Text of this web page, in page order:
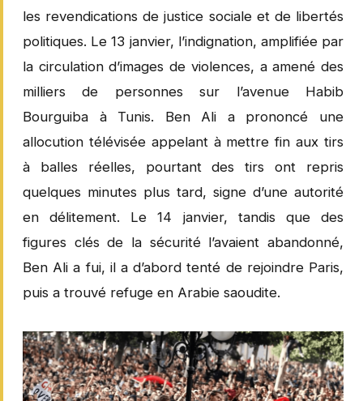
les revendications de justice sociale et de libertés
politiques. Le 13 janvier, l’indignation, amplifiée par
la circulation d’images de violences, a amené des
milliers de personnes sur l’avenue Habib
Bourguiba à Tunis. Ben Ali a prononcé une
allocution télévisée appelant à mettre fin aux tirs
à balles réelles, pourtant des tirs ont repris
quelques minutes plus tard, signe d’une autorité
en délitement. Le 14 janvier, tandis que des
figures clés de la sécurité l’avaient abandonné,
Ben Ali a fui, il a d’abord tenté de rejoindre Paris,
puis a trouvé refuge en Arabie saoudite.